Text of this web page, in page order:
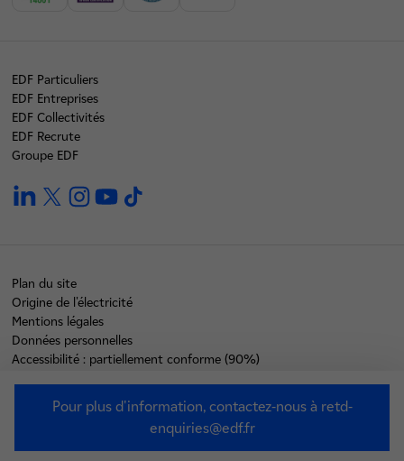
Pour plus d'information, contactez-nous à retd-
enquiries@edf.fr
EDF Particuliers
EDF Entreprises
EDF Collectivités
EDF Recrute
Groupe EDF
linkedintwitterinstagramyoutube
Plan du site
Origine de l'électricité
Mentions légales
Données personnelles
Accessibilité : partiellement conforme (90%)
©2026 EDF - L'énergie est notre avenir, économisons-la !